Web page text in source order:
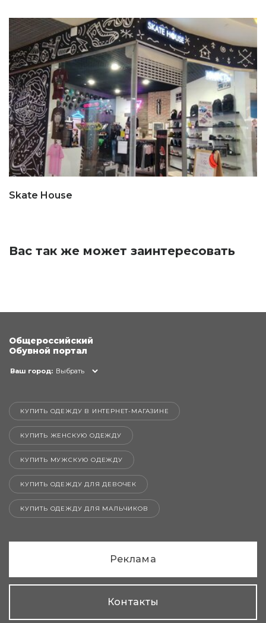
Skate House
Вас так же может заинтересовать
Общероссийский
Обувной портал
Ваш город: Выбрать
КУПИТЬ ОДЕЖДУ В ИНТЕРНЕТ-МАГАЗИНЕ
КУПИТЬ ЖЕНСКУЮ ОДЕЖДУ
КУПИТЬ МУЖСКУЮ ОДЕЖДУ
КУПИТЬ ОДЕЖДУ ДЛЯ ДЕВОЧЕК
КУПИТЬ ОДЕЖДУ ДЛЯ МАЛЬЧИКОВ
Реклама
Контакты